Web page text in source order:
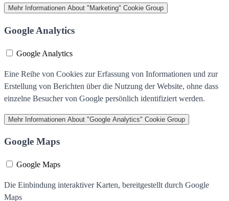
Mehr Informationen About "Marketing" Cookie Group
Google Analytics
Google Analytics
Eine Reihe von Cookies zur Erfassung von Informationen und zur
Erstellung von Berichten über die Nutzung der Website, ohne dass
einzelne Besucher von Google persönlich identifiziert werden.
Mehr Informationen About "Google Analytics" Cookie Group
Google Maps
Google Maps
Die Einbindung interaktiver Karten, bereitgestellt durch Google
Maps